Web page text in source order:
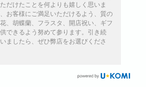
だけたことを何よりも嬉しく思いま
お客様にご満足いただけるよう、質の
、胡蝶蘭、フラスタ、開店祝い、ギフ
できるよう努めて参ります。引き続
ましたら、ぜひ弊店をお選びくださ